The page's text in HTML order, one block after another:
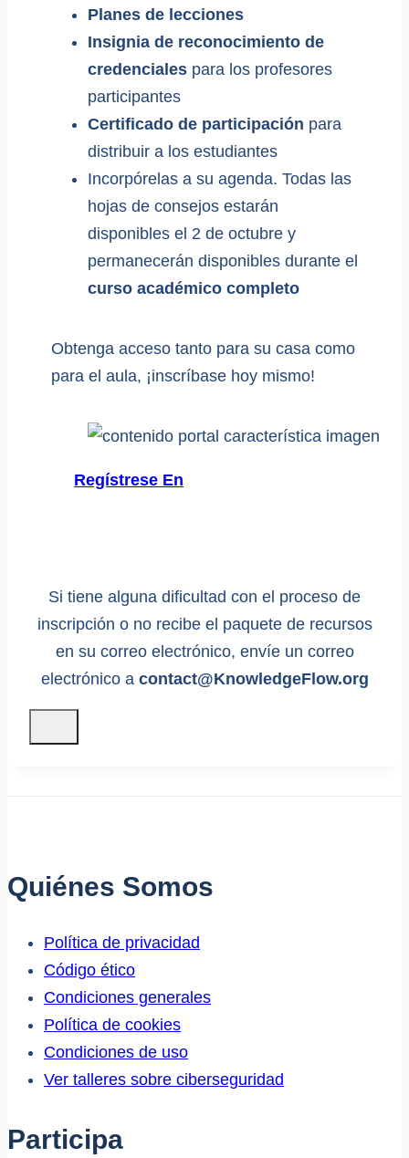
Planes de lecciones
Insignia de reconocimiento de
credenciales para los profesores
participantes
Certificado de participación para
distribuir a los estudiantes
Incorpórelas a su agenda. Todas las
hojas de consejos estarán
disponibles el 2 de octubre y
permanecerán disponibles durante el
curso académico completo
Obtenga acceso tanto para su casa como
para el aula, ¡inscríbase hoy mismo!
Regístrese En
Si tiene alguna dificultad con el proceso de
inscripción o no recibe el paquete de recursos
en su correo electrónico, envíe un correo
electrónico a contact@KnowledgeFlow.org
Quiénes Somos
Política de privacidad
Código ético
Condiciones generales
Política de cookies
Condiciones de uso
Ver talleres sobre ciberseguridad
Participa